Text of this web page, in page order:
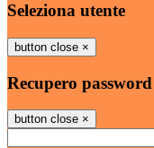
Seleziona utente
button close ×
Recupero password
button close ×